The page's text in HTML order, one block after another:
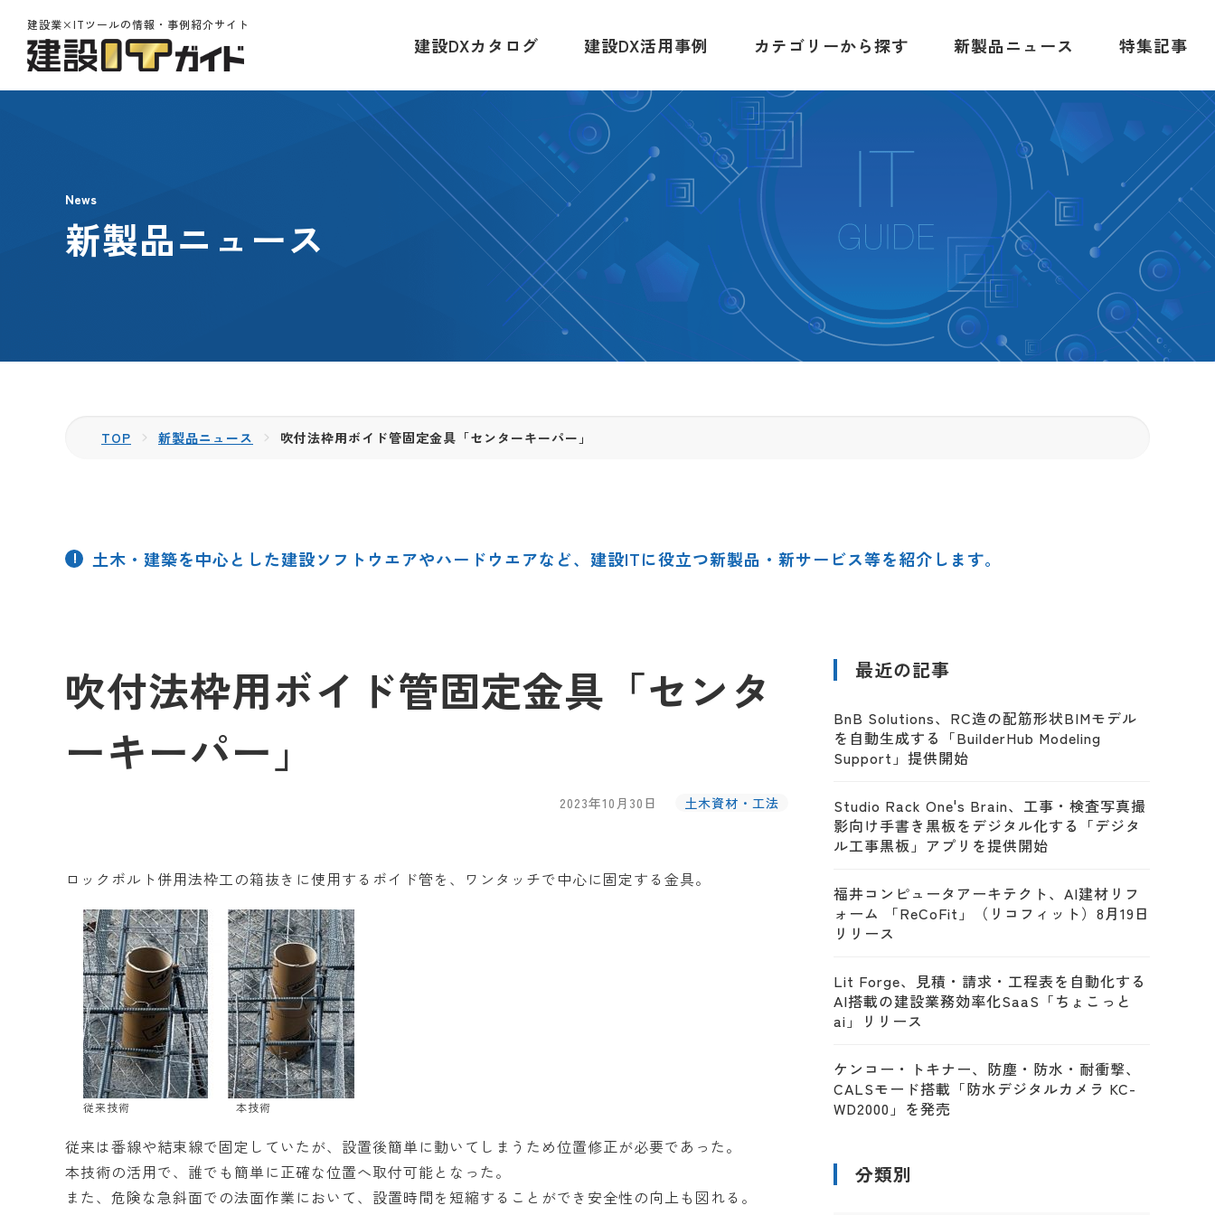
建設業×ITツールの情報・事例紹介サイト
建設DXカタログ 建設DX活用事例 カテゴリーから探す 新製品ニュース 特集記事
News
新製品ニュース
TOP 新製品ニュース 吹付法枠用ボイド管固定金具「センターキーパー」
土木・建築を中心とした建設ソフトウエアやハードウエアなど、建設ITに役立つ新製品・新サービス等を紹介します。
吹付法枠用ボイド管固定金具「センタ
ーキーパー」
2023年10月30日 土木資材・工法
ロックボルト併用法枠工の箱抜きに使用するボイド管を、ワンタッチで中心に固定する金具。
従来技術 本技術
従来は番線や結束線で固定していたが、設置後簡単に動いてしまうため位置修正が必要であった。
本技術の活用で、誰でも簡単に正確な位置へ取付可能となった。
また、危険な急斜面での法面作業において、設置時間を短縮することができ安全性の向上も図れる。
最近の記事
BnB Solutions、RC造の配筋形状BIMモデル
を自動生成する「BuilderHub Modeling
Support」提供開始
Studio Rack One's Brain、工事・検査写真撮
影向け手書き黒板をデジタル化する「デジタ
ル工事黒板」アプリを提供開始
福井コンピュータアーキテクト、AI建材リフ
ォーム 「ReCoFit」（リコフィット）8月19日
リリース
Lit Forge、見積・請求・工程表を自動化する
AI搭載の建設業務効率化SaaS「ちょこっと
ai」リリース
ケンコー・トキナー、防塵・防水・耐衝撃、
CALSモード搭載「防水デジタルカメラ KC-
WD2000」を発売
分類別